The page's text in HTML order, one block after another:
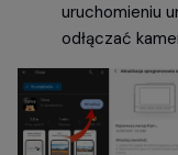
uruchomieniu
odłączać